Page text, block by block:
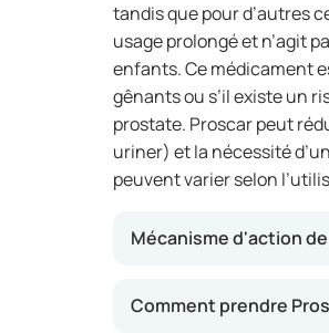
tandis que pour d’autres
usage prolongé et n’agit
enfants. Ce médicament
gênants ou s’il existe un
prostate. Proscar peut
uriner) et la nécessité
peuvent varier selon
Mécanisme d'action
l’hormone
Comment prendre